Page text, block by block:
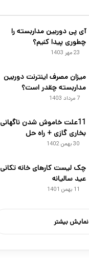
آی پی دوربین مداربسته را
چطوری پیدا کنیم؟
23 مهر 1403
میزان مصرف اینترنت دوربین
مداربسته چقدر است؟
7 مرداد 1403
11علت خاموش شدن ناگهانی
بخاری گازی + راه حل
30 بهمن 1402
چک لیست کارهای خانه تکانی
عید سالیانه
11 بهمن 1401
نمایش بیشتر